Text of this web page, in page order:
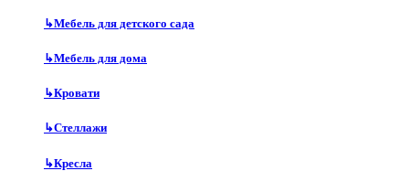
↳Мебель для детского сада
↳Мебель для дома
↳Кровати
↳Стеллажи
↳Кресла